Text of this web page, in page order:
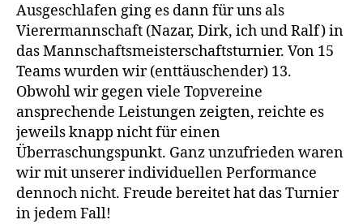
Ausgeschlafen ging es dann für uns als
Vierermannschaft (Nazar, Dirk, ich und Ralf) in
das Mannschaftsmeisterschaftsturnier. Von 15
Teams wurden wir (enttäuschender) 13.
Obwohl wir gegen viele Topvereine
ansprechende Leistungen zeigten, reichte es
jeweils knapp nicht für einen
Überraschungspunkt. Ganz unzufrieden waren
wir mit unserer individuellen Performance
dennoch nicht. Freude bereitet hat das Turnier
in jedem Fall!